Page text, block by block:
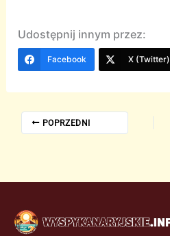
Udostępnij innym przez:
Facebook X (Twitter)
POPRZEDNI